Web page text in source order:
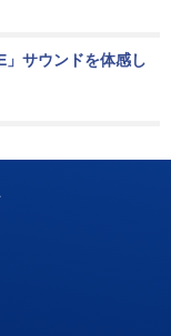
」サウンドを体感し